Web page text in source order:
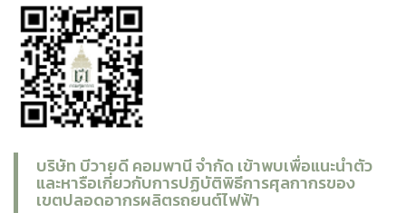
บริษัท บีวายดี คอมพานี จำกัด เข้าพบเพื่อแนะนำตัว
และหารือเกี่ยวกับการปฏิบัติพิธีการศุลกากรของ
เขตปลอดอากรผลิตรถยนต์ไฟฟ้า